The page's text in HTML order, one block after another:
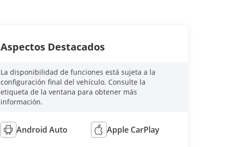
Aspectos Destacados
La disponibilidad de funciones está sujeta a la
configuración final del vehículo. Consulte la
etiqueta de la ventana para obtener más
información.
Android Auto Apple CarPlay